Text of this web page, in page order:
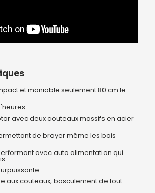
et maniable seulement 80 cm le
avec deux couteaux massifs en acier
de broyer même les bois
avec auto alimentation qui
aux couteaux, basculement de tout